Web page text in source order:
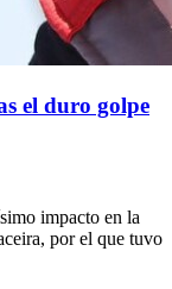
el duro golpe
impacto en la
por el que tuvo